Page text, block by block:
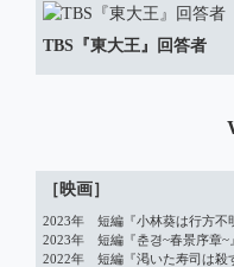
TBS『東大王』回答者
［映画］
2023年　短編『小林葵は行方不
2023年　短編『춘경~春景序章~
2022年　短編『渇いた寿司は殺